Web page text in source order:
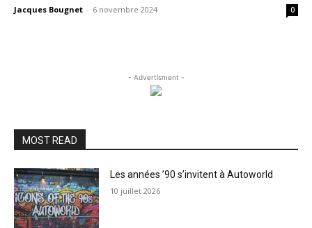
Jacques Bougnet - 6 novembre 2024 0
- Advertisment -
MOST READ
Les années ’90 s’invitent à Autoworld
10 juillet 2026